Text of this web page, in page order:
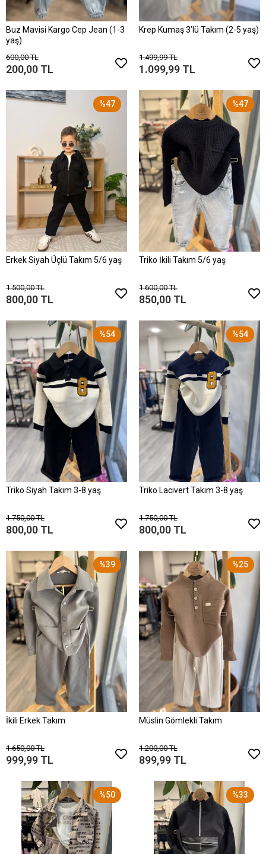
Buz Mavisi Kargo Cep Jean (1-3
yaş)
600,00 TL
200,00 TL
Krep Kumaş 3’lü Takım (2-5 yaş)
1.499,99 TL
1.099,99 TL
%47
Erkek Siyah Üçlü Takım 5/6 yaş
1.500,00 TL
800,00 TL
%47
Triko İkili Takım 5/6 yaş
1.600,00 TL
850,00 TL
%54
Triko Siyah Takım 3-8 yaş
1.750,00 TL
800,00 TL
%54
Triko Lacivert Takım 3-8 yaş
1.750,00 TL
800,00 TL
%39
İkili Erkek Takım
1.650,00 TL
999,99 TL
%25
Müslin Gömlekli Takım
1.200,00 TL
899,99 TL
%50 %33